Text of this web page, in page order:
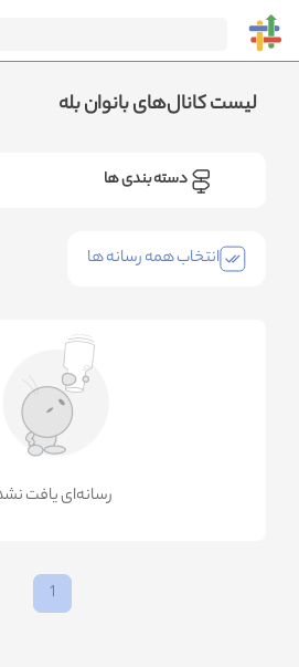
لیست کانال‌های بانوان بله
دسته بندی ها
انتخاب همه رسانه ها
!رسانه‌ای یافت
1